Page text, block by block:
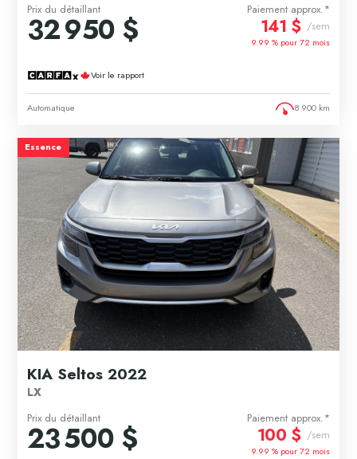
Prix du détaillant
32 950 $
Paiement approx.*
141 $ /sem
9.99 % pour72 mois
Voir le rapport
Automatique 8 900 km
Essence
KIA Seltos 2022
LX
Prix du détaillant
23 500 $
Paiement approx.*
100 $ /sem
9.99 % pour72 mois